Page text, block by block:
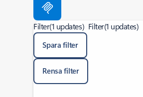
Filter(1 updates)
Spara filter
Rensa filter
Filter(1 updates)